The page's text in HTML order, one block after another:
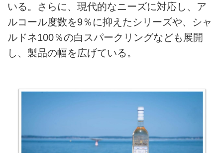
いる。さらに、現代的なニーズに対応し、ア
ルコール度数を9％に抑えたシリーズや、シャ
ルドネ100％の白スパークリングなども展開
し、製品の幅を広げている。